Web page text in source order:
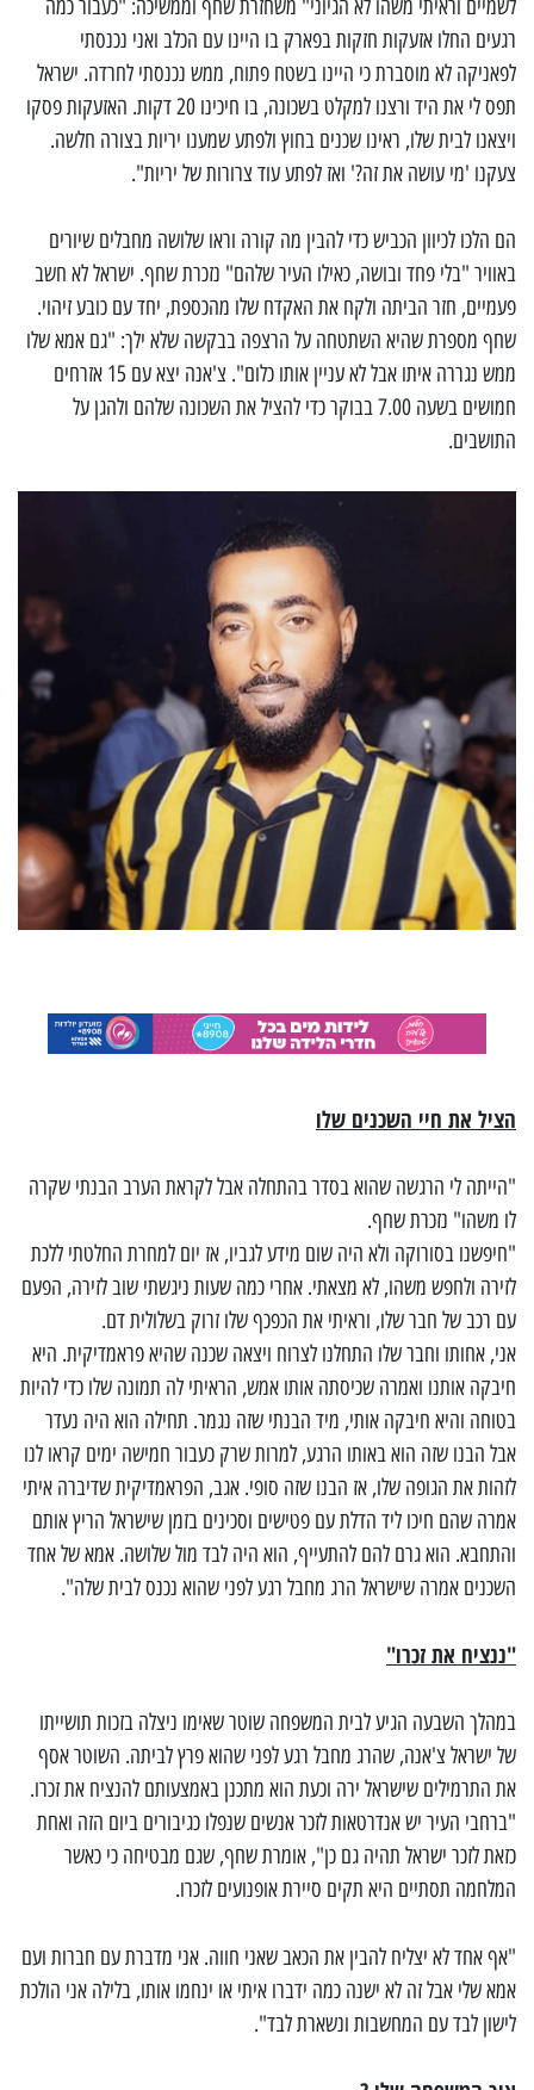
לשמיים וראיתי משהו לא הגיוני" משחזרת שחף וממשיכה: "כעבור כמה
רגעים החלו אזעקות חזקות בפארק בו היינו עם הכלב ואני נכנסתי
לפאניקה לא מוסברת כי היינו בשטח פתוח, ממש נכנסתי לחרדה. ישראל
תפס לי את היד ורצנו למקלט בשכונה, בו חיכינו 20 דקות. האזעקות פסקו
ויצאנו לבית שלו, ראינו שכנים בחוץ ולפתע שמענו יריות בצורה חלשה.
צעקנו 'מי עושה את זה?' ואז לפתע עוד צרורות של יריות".
הם הלכו לכיוון הכביש כדי להבין מה קורה וראו שלושה מחבלים שיורים
באוויר "בלי פחד ובושה, כאילו העיר שלהם" נזכרת שחף. ישראל לא חשב
פעמיים, חזר הביתה ולקח את האקדח שלו מהכספת, יחד עם כובע זיהוי.
שחף מספרת שהיא השתטחה על הרצפה בבקשה שלא ילך: "גם אמא שלו
ממש נגררה איתו אבל לא עניין אותו כלום". צ'אנה יצא עם 15 אזרחים
חמושים בשעה 7.00 בבוקר כדי להציל את השכונה שלהם ולהגן על
התושבים.
הציל את חיי השכנים שלו
"הייתה לי הרגשה שהוא בסדר בהתחלה אבל לקראת הערב הבנתי שקרה
לו משהו" נזכרת שחף.
"חיפשנו בסורוקה ולא היה שום מידע לגביו, אז יום למחרת החלטתי ללכת
לזירה ולחפש משהו, לא מצאתי. אחרי כמה שעות ניגשתי שוב לזירה, הפעם
עם רכב של חבר שלו, וראיתי את הכפכף שלו זרוק בשלולית דם.
אני, אחותו וחבר שלו התחלנו לצרוח ויצאה שכנה שהיא פראמדיקית. היא
חיבקה אותנו ואמרה שכיסתה אותו אמש, הראיתי לה תמונה שלו כדי להיות
בטוחה והיא חיבקה אותי, מיד הבנתי שזה נגמר. תחילה הוא היה נעדר
אבל הבנו שזה הוא באותו הרגע, למרות שרק כעבור חמישה ימים קראו לנו
לזהות את הגופה שלו, אז הבנו שזה סופי. אגב, הפראמדיקית שדיברה איתי
אמרה שהם חיכו ליד הדלת עם פטישים וסכינים בזמן שישראל הריץ אותם
והתחבא. הוא גרם להם להתעייף, הוא היה לבד מול שלושה. אמא של אחד
השכנים אמרה שישראל הרג מחבל רגע לפני שהוא נכנס לבית שלה".
"ננציח את זכרו"
במהלך השבעה הגיע לבית המשפחה שוטר שאימו ניצלה בזכות תושייתו
של ישראל צ'אנה, שהרג מחבל רגע לפני שהוא פרץ לביתה. השוטר אסף
את התרמילים שישראל ירה וכעת הוא מתכנן באמצעותם להנציח את זכרו.
"ברחבי העיר יש אנדרטאות לזכר אנשים שנפלו כגיבורים ביום הזה ואחת
כזאת לזכר ישראל תהיה גם כן", אומרת שחף, שגם מבטיחה כי כאשר
המלחמה תסתיים היא תקים סיירת אופנועים לזכרו.
"אף אחד לא יצליח להבין את הכאב שאני חווה. אני מדברת עם חברות ועם
אמא שלי אבל זה לא ישנה כמה ידברו איתי או ינחמו אותו, בלילה אני הולכת
לישון לבד עם המחשבות ונשארת לבד".